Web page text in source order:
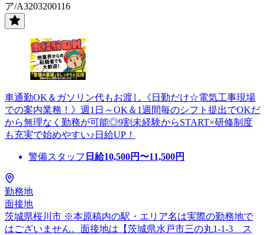
ア/A3203200116
車通勤OK＆ガソリン代もお渡し《日勤だけ☆電気工事現場
での案内業務！》週1日～OK＆1週間毎のシフト提出でOKだ
から無理なく勤務が可能◎9割未経験からSTART×研修制度
も充実で始めやすい♪日給UP！
警備スタッフ 日給10,500円〜11,500円
勤務地
面接地
茨城県桜川市 ※本原稿内の駅・エリア名は実際の勤務地で
はございません。面接地は【茨城県水戸市三の丸1-1-3 ス